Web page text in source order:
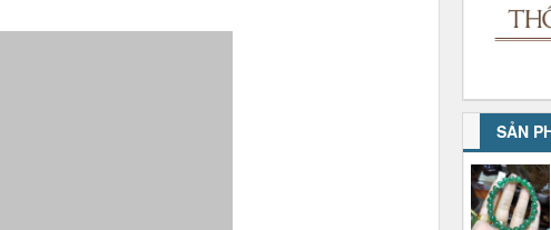
SẢN